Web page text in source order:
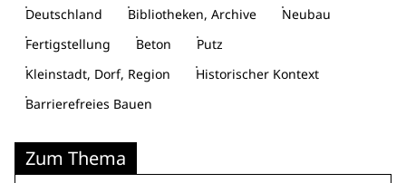
Deutschland Bibliotheken, Archive
Neubau
Fertigstellung
Beton
Putz
Kleinstadt, Dorf, Region
Historischer Kontext
Barrierefreies Bauen
Zum Thema